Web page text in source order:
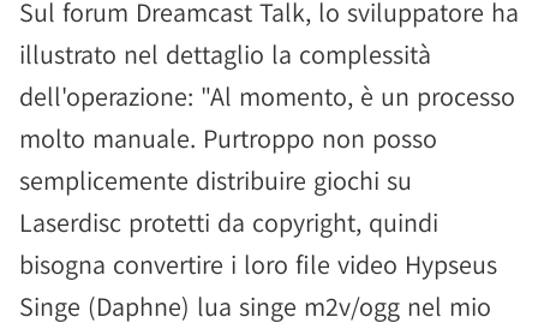
Sul forum Dreamcast Talk, lo sviluppatore ha
illustrato nel dettaglio la complessità
dell'operazione: "Al momento, è un processo
molto manuale. Purtroppo non posso
semplicemente distribuire giochi su
Laserdisc protetti da copyright, quindi
bisogna convertire i loro file video Hypseus
Singe (Daphne) lua singe m2v/ogg nel mio